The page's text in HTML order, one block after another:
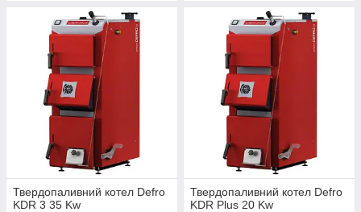
Твердопаливний котел Defro
KDR 3 35 Kw
Твердопаливний котел Defro
KDR Plus 20 Kw